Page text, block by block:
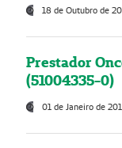
18 de Outubro de
Prestador
(51004335-0)
01 de Janeiro de